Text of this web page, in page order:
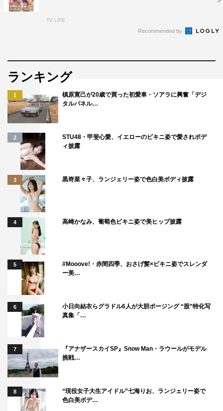
TV LIFE
Recommended by
ランキング
1
槙原寛己が20歳で買った初愛車・ソアラに興奮「デジ
タルパネル…
2
STU48・甲斐心愛、イエローのビキニ姿で愛されボデ
ィ披露
3 黒嵜菜々子、ランジェリー姿で色白美ボディ披露
4 高崎かなみ、葡萄色ビキニ姿で美ヒップ披露
5
#Mooove!・赤間四季、おさげ髪×ビキニ姿でスレンダ
ー美…
6
小日向結衣らグラドル6人が大胆ポージング “股”特化写
真集「…
7
『アナザースカイSP』Snow Man・ラウールがモデル
挑戦…
8
“現役女子大生アイドル”七海りお、ランジェリー姿で
色白美ボデ…